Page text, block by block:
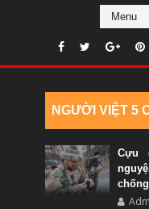
NGƯỜI VIỆT 5
Cựu